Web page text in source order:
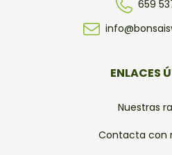
659
ENLACES
Nuestras
Contacta con